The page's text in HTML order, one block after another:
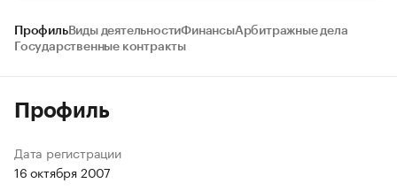
ПрофильВиды деятельностиФинансыАрбитражные дела
Государственные контракты
Профиль
Дата регистрации
16 октября 2007